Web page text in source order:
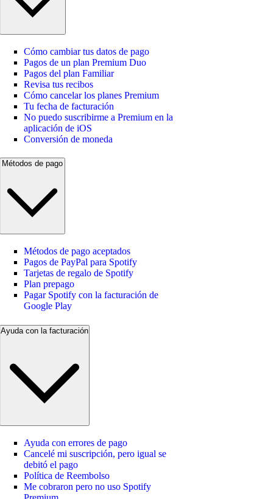
Cómo cambiar tus datos de pago
Pagos de un plan Premium Duo
Pagos del plan Familiar
Revisa tus recibos
Cómo cancelar los planes Premium
Tu fecha de facturación
No puedo suscribirme a Premium en la
aplicación de iOS
Conversión de moneda
Métodos de pago aceptados
Pagos de PayPal para Spotify
Tarjetas de regalo de Spotify
Plan prepago
Pagar Spotify con la facturación de
Google Play
Ayuda con la facturación
Ayuda con errores de pago
Cancelé mi suscripción, pero igual se
debitó el pago
Política de Reembolso
Me cobraron pero no uso Spotify